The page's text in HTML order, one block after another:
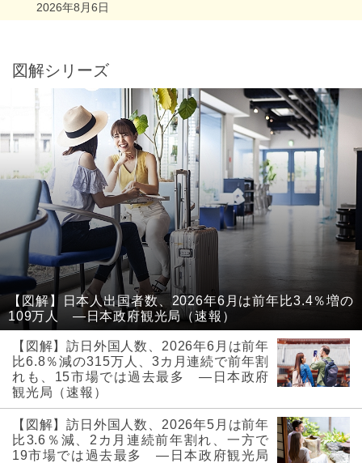
2026年8月6日
図解シリーズ
【図解】日本人出国者数、2026年6月は前年比3.4％増の
109万人 ―日本政府観光局（速報）
【図解】訪日外国人数、2026年6月は前年
比6.8％減の315万人、3カ月連続で前年割
れも、15市場では過去最多 ―日本政府
観光局（速報）
【図解】訪日外国人数、2026年5月は前年
比3.6％減、2カ月連続前年割れ、一方で
19市場では過去最多 ―日本政府観光局